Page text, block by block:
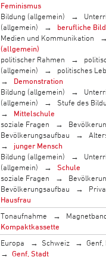
Feminismus
Bildung (allgemein)
(allgemein)
berufliche
Medien und Kommunikation
(allgemein)
politischer Rahmen
(allgemein)
politisches
Demonstration
Bildung (allgemein)
(allgemein)
Stufe des
Mittelschule
soziale Fragen
Bevölkerungsaufbau
junger Mensch
Bildung (allgemein)
(allgemein)
Schule
soziale Fragen
Bevölkerungsaufbau
Hausfrau
Tonaufnahme
Kompaktkassette
Europa Schweiz
Genf,
Genf, Stadt